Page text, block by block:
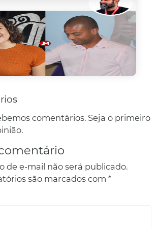
comentários. Seja o primeiro
de e-mail não será publicado.
são marcados com *